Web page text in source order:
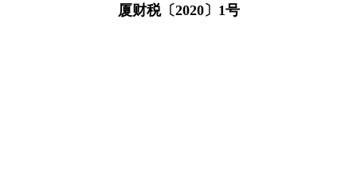
厦财税〔2020〕1号